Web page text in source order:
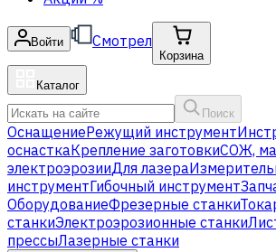
Войти Смотрел
Корзина
Каталог
Поиск
ОснащениеРежущий инструмент
оснасткаКрепление заготовкиСОЖ,
электроэрозииДля лазера
инструментГибочный инструмент
ОборудованиеФрезерные станки
станкиЭлектроэрозионные станки
прессыЛазерные станки